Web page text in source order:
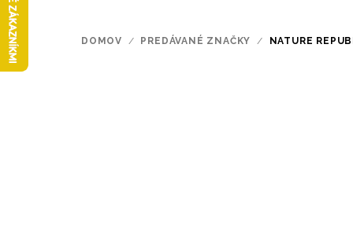
DOMOV / PREDÁVANÉ ZNAČKY / NATURE